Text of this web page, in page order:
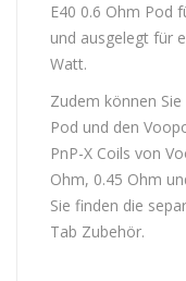
E40 0.6 Ohm Pod
und ausgelegt für
Watt.
Zudem können
Pod und den
PnP-X Coils von
Ohm, 0.45 Ohm
Sie finden die
Tab Zubehör.